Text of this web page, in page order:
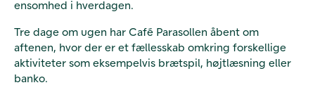
ensomhed i hverdagen.
Tre dage om ugen har Café Parasollen åbent om
aftenen, hvor der er et fællesskab omkring forskellige
aktiviteter som eksempelvis brætspil, højtlæsning eller
banko.